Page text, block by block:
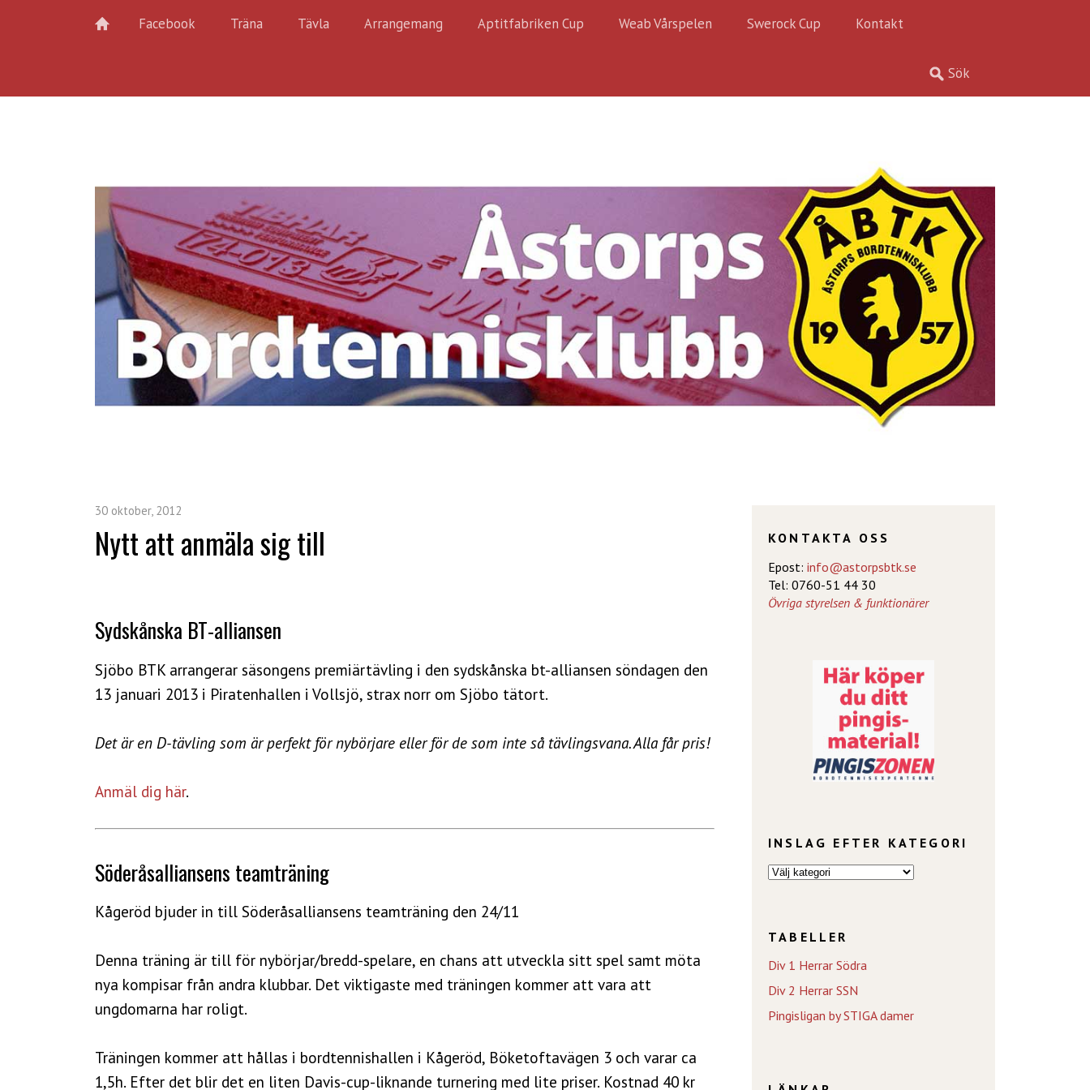
Facebook Träna Tävla Arrangemang Aptitfabriken Cup Weab Vårspelen Swerock Cup Kontakt
30 oktober, 2012
Nytt att anmäla sig till
Sydskånska BT-alliansen
Sjöbo BTK arrangerar säsongens premiärtävling i den sydskånska bt-alliansen söndagen den
13 januari 2013 i Piratenhallen i Vollsjö, strax norr om Sjöbo tätort.
Det är en D-tävling som är perfekt för nybörjare eller för de som inte så tävlingsvana. Alla får pris!
Anmäl dig här.
Söderåsalliansens teamträning
Kågeröd bjuder in till Söderåsalliansens teamträning den 24/11
Denna träning är till för nybörjar/bredd-spelare, en chans att utveckla sitt spel samt möta
nya kompisar från andra klubbar. Det viktigaste med träningen kommer att vara att
ungdomarna har roligt.
Träningen kommer att hållas i bordtennishallen i Kågeröd, Böketoftavägen 3 och varar ca
1,5h. Efter det blir det en liten Davis-cup-liknande turnering med lite priser. Kostnad 40 kr
KONTAKTA OSS
Epost: info@astorpsbtk.se
Tel: 0760-51 44 30
Övriga styrelsen & funktionärer
INSLAG EFTER KATEGORI
TABELLER
Div 1 Herrar Södra
Div 2 Herrar SSN
Pingisligan by STIGA damer